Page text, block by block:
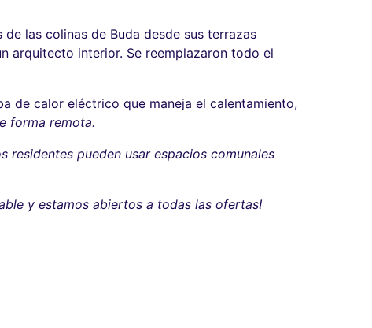
las colinas de Buda desde sus terrazas
arquitecto interior. Se reemplazaron todo el
de calor eléctrico que maneja el calentamiento,
forma remota.
residentes pueden usar espacios comunales
y estamos abiertos a todas las ofertas!